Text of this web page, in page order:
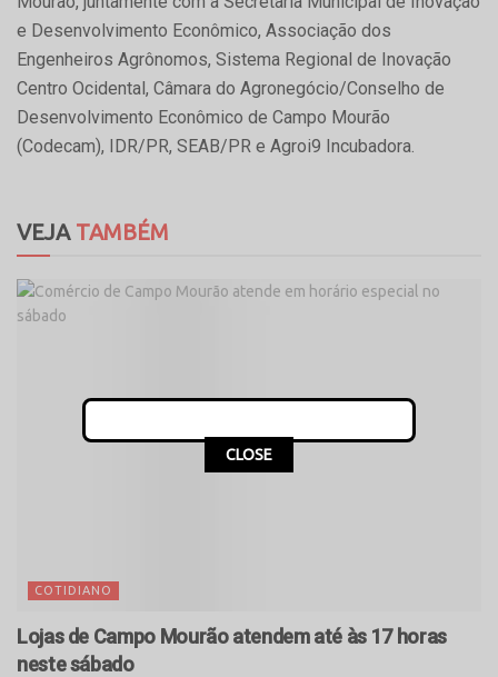
e Desenvolvimento Econômico, Associação dos
Engenheiros Agrônomos, Sistema Regional de Inovação
Centro Ocidental, Câmara do Agronegócio/Conselho de
Desenvolvimento Econômico de Campo Mourão
(Codecam), IDR/PR, SEAB/PR e Agroi9 Incubadora.
VEJATAMBÉM
COTIDIANO
Lojas de Campo Mourão atendem até às 17 horas
neste sábado
CLOSE